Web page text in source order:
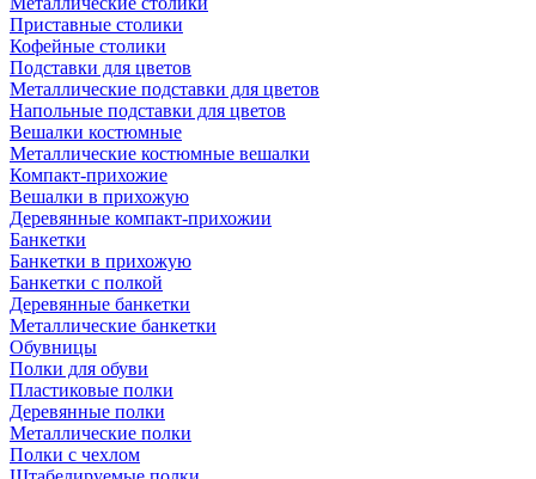
Приставные столики
Кофейные столики
Подставки для цветов
Металлические подставки для цветов
Напольные подставки для цветов
Вешалки костюмные
Металлические костюмные вешалки
Компакт-прихожие
Вешалки в прихожую
Деревянные компакт-прихожии
Банкетки
Банкетки в прихожую
Банкетки с полкой
Деревянные банкетки
Металлические банкетки
Обувницы
Полки для обуви
Пластиковые полки
Деревянные полки
Металлические полки
Полки с чехлом